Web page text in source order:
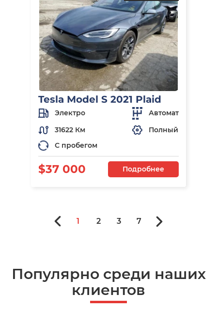
Tesla Model S 2021 Plaid
Электро
Автомат
31622 Км
Полный
С пробегом
$37 000 Подробнее
1 2 3 7
Популярно среди наших
клиентов